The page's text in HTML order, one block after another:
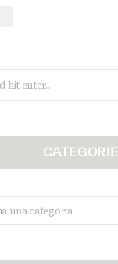
CATEGORIE